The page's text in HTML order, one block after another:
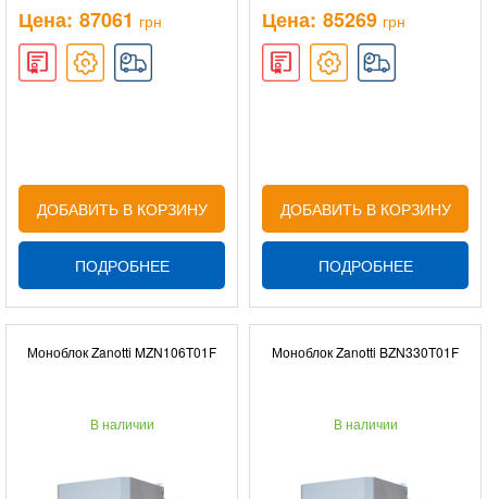
Цена: 87061 грн
ДОБАВИТЬ В КОРЗИНУ
ПОДРОБНЕЕ
Цена: 85269 грн
ДОБАВИТЬ В КОРЗИНУ
ПОДРОБНЕЕ
Моноблок Zanotti MZN106T01F
В наличии
Моноблок Zanotti BZN330T01F
В наличии